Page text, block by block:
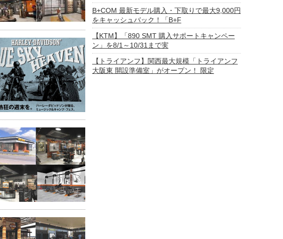
B+COM 最新モデル購入・下取りで最大9,000円
をキャッシュバック！「B+F
【KTM】「890 SMT 購入サポートキャンペー
ン」を8/1～10/31まで実
【トライアンフ】関西最大規模「トライアンフ
大阪東 開設準備室」がオープン！ 限定